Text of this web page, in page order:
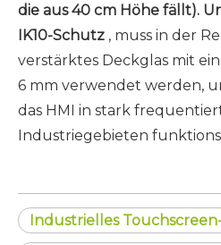
die aus 40 cm Höhe fällt).
IK10-Schutz , muss in der
verstärktes Deckglas mit
6 mm verwendet werden,
das HMI in stark
Industriegebieten
Industrielles